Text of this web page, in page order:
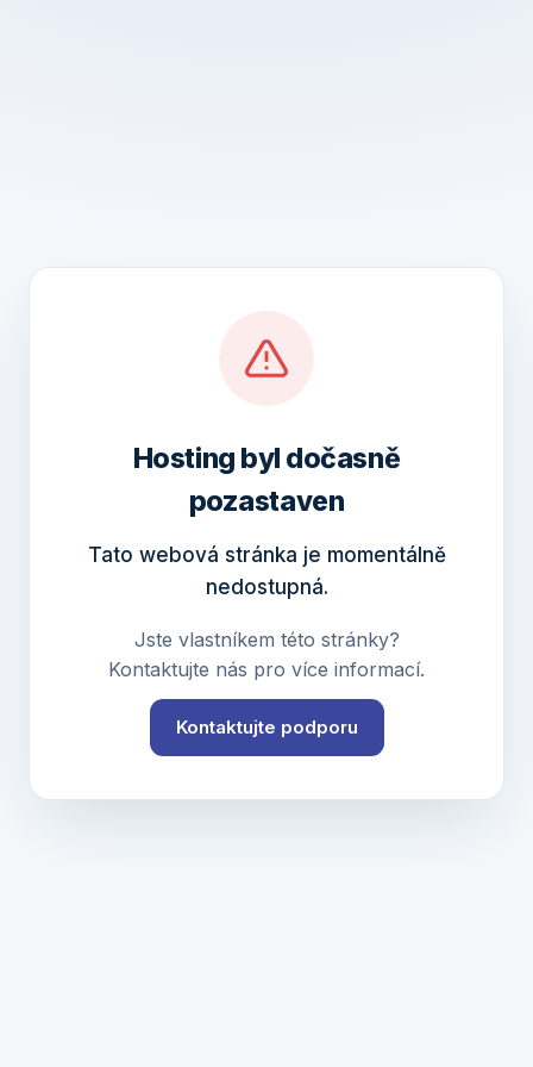
Hosting byl dočasně
pozastaven
Tato webová stránka je momentálně
nedostupná.
Jste vlastníkem této stránky?
Kontaktujte nás pro více informací.
Kontaktujte podporu